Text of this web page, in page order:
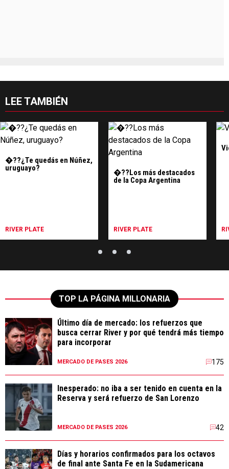
LEE TAMBIÉN
�??¿Te quedás en Núñez,
uruguayo?
RIVER PLATE
�??Los más destacados
de la Copa Argentina
RIVER PLATE
TOP LA PÁGINA MILLONARIA
Último día de mercado: los refuerzos que
busca cerrar River y por qué tendrá más tiempo
para incorporar
MERCADO DE PASES 2026 175
Inesperado: no iba a ser tenido en cuenta en la
Reserva y será refuerzo de San Lorenzo
MERCADO DE PASES 2026 42
Días y horarios confirmados para los octavos
de final ante Santa Fe en la Sudamericana